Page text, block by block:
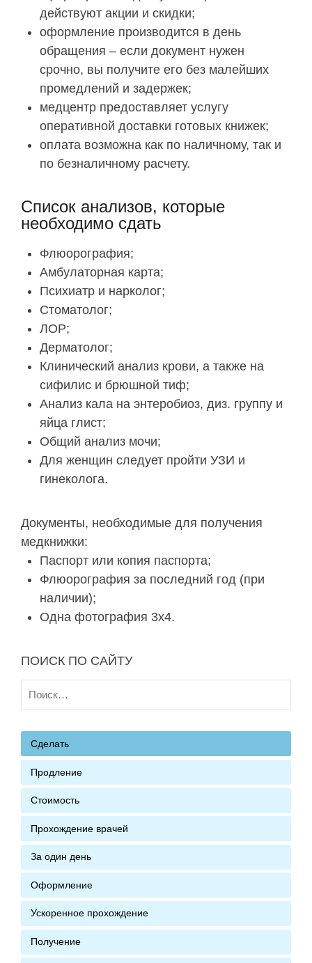
действуют акции и скидки;
оформление производится в день
обращения – если документ нужен
срочно, вы получите его без малейших
промедлений и задержек;
медцентр предоставляет услугу
оперативной доставки готовых книжек;
оплата возможна как по наличному, так и
по безналичному расчету.
Список анализов, которые
необходимо сдать
Флюорография;
Амбулаторная карта;
Психиатр и нарколог;
Стоматолог;
ЛОР;
Дерматолог;
Клинический анализ крови, а также на
сифилис и брюшной тиф;
Анализ кала на энтеробиоз, диз. группу и
яйца глист;
Общий анализ мочи;
Для женщин следует пройти УЗИ и
гинеколога.
Документы, необходимые для получения
медкнижки:
Паспорт или копия паспорта;
Флюорография за последний год (при
наличии);
Одна фотография 3х4.
ПОИСК ПО САЙТУ
Сделать
Продление
Стоимость
Прохождение врачей
За один день
Оформление
Ускоренное прохождение
Получение